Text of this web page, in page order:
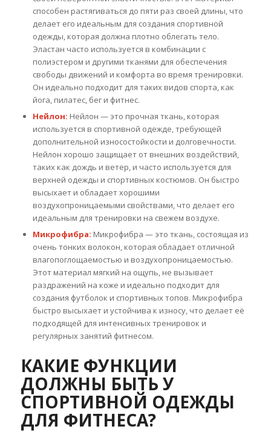
способен растягиваться до пяти раз своей длины, что
делает его идеальным для создания спортивной
одежды, которая должна плотно облегать тело.
Эластан часто используется в комбинации с
полиэстером и другими тканями для обеспечения
свободы движений и комфорта во время тренировки.
Он идеально подходит для таких видов спорта, как
йога, пилатес, бег и фитнес.
Нейлон: Нейлон — это прочная ткань, которая
используется в спортивной одежде, требующей
дополнительной износостойкости и долговечности.
Нейлон хорошо защищает от внешних воздействий,
таких как дождь и ветер, и часто используется для
верхней одежды и спортивных костюмов. Он быстро
высыхает и обладает хорошими
воздухопроницаемыми свойствами, что делает его
идеальным для тренировки на свежем воздухе.
Микрофибра: Микрофибра — это ткань, состоящая из
очень тонких волокон, которая обладает отличной
влагопоглощаемостью и воздухопроницаемостью.
Этот материал мягкий на ощупь, не вызывает
раздражений на коже и идеально подходит для
создания футболок и спортивных топов. Микрофибра
быстро высыхает и устойчива к износу, что делает её
подходящей для интенсивных тренировок и
регулярных занятий фитнесом.
КАКИЕ ФУНКЦИИ
ДОЛЖНЫ БЫТЬ У
СПОРТИВНОЙ ОДЕЖДЫ
ДЛЯ ФИТНЕСА?